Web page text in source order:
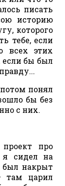
писать
историю
которого
тебе, если
всех этих
если бы был
понял
бы без
с них.
про
я сидел на
был накрыт
там царил